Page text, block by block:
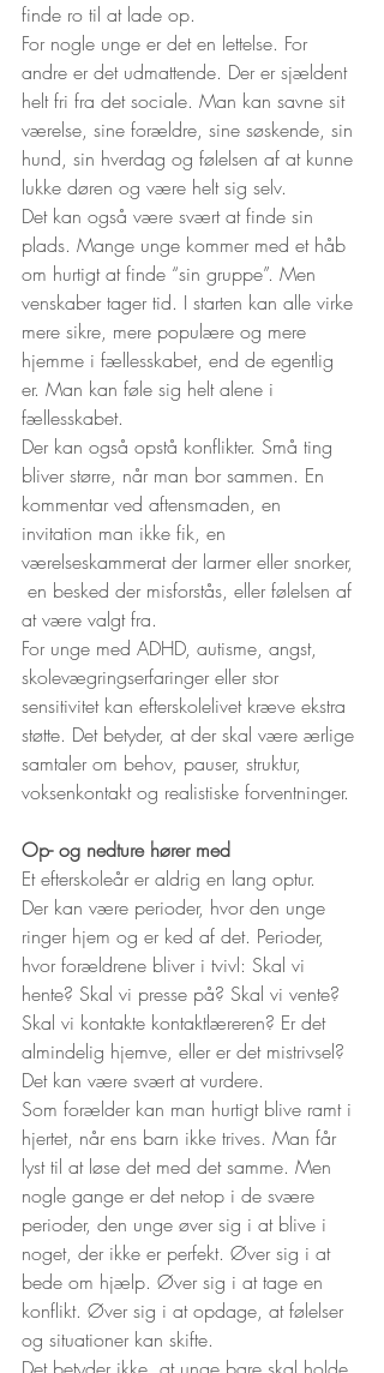
finde ro til at lade op.
For nogle unge er det en lettelse. For
andre er det udmattende. Der er sjældent
helt fri fra det sociale. Man kan savne sit
værelse, sine forældre, sine søskende, sin
hund, sin hverdag og følelsen af at kunne
lukke døren og være helt sig selv.
Det kan også være svært at finde sin
plads. Mange unge kommer med et håb
om hurtigt at finde “sin gruppe”. Men
venskaber tager tid. I starten kan alle virke
mere sikre, mere populære og mere
hjemme i fællesskabet, end de egentlig
er. Man kan føle sig helt alene i
fællesskabet.
Der kan også opstå konflikter. Små ting
bliver større, når man bor sammen. En
kommentar ved aftensmaden, en
invitation man ikke fik, en
værelseskammerat der larmer eller snorker,
en besked der misforstås, eller følelsen af
at være valgt fra.
For unge med ADHD, autisme, angst,
skolevægringserfaringer eller stor
sensitivitet kan efterskolelivet kræve ekstra
støtte. Det betyder, at der skal være ærlige
samtaler om behov, pauser, struktur,
voksenkontakt og realistiske forventninger.
Op- og nedture hører med
Et efterskoleår er aldrig en lang optur.
Der kan være perioder, hvor den unge
ringer hjem og er ked af det. Perioder,
hvor forældrene bliver i tvivl: Skal vi
hente? Skal vi presse på? Skal vi vente?
Skal vi kontakte kontaktlæreren? Er det
almindelig hjemve, eller er det mistrivsel?
Det kan være svært at vurdere.
Som forælder kan man hurtigt blive ramt i
hjertet, når ens barn ikke trives. Man får
lyst til at løse det med det samme. Men
nogle gange er det netop i de svære
perioder, den unge øver sig i at blive i
noget, der ikke er perfekt. Øver sig i at
bede om hjælp. Øver sig i at tage en
konflikt. Øver sig i at opdage, at følelser
og situationer kan skifte.